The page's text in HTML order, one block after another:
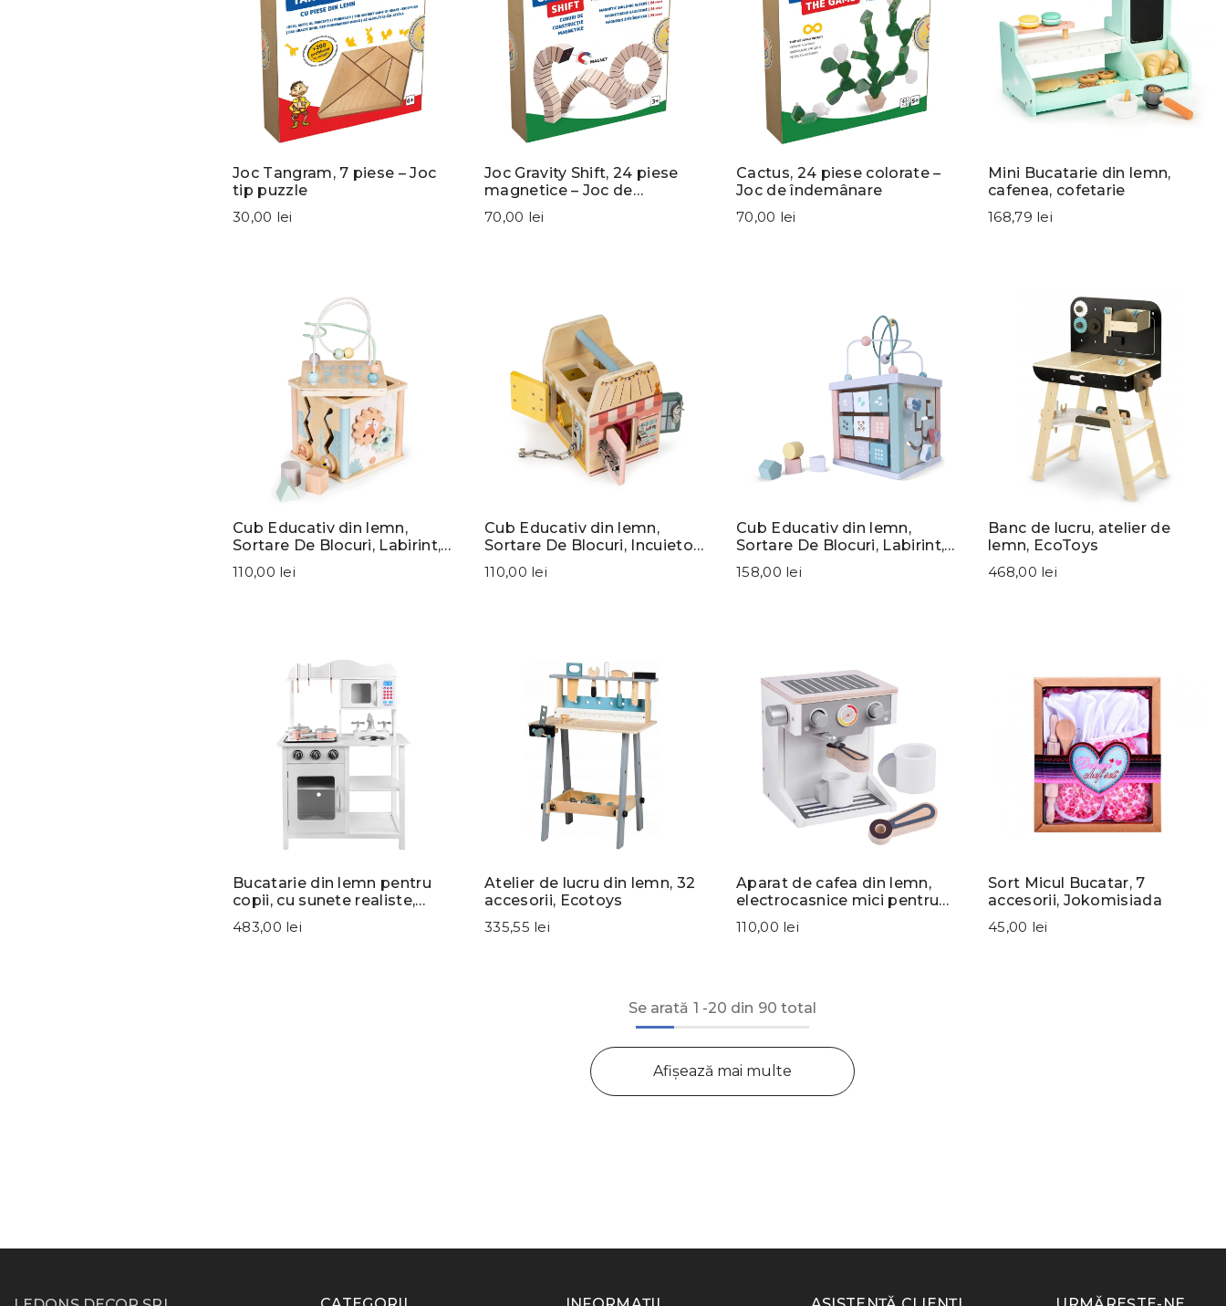
Joc Tangram, 7 piese – Joc
tip puzzle
30,00 lei
Joc Gravity Shift, 24 piese
magnetice – Joc de
îndemânare
70,00 lei
Cactus, 24 piese colorate –
Joc de îndemânare
70,00 lei
Mini Bucatarie din lemn,
cafenea, cofetarie
168,79 lei
Cub Educativ din lemn,
Sortare De Blocuri, Labirint,
Ceas, EcoToys
110,00 lei
Cub Educativ din lemn,
Sortare De Blocuri, Incuietori,
EcoToys
110,00 lei
Cub Educativ din lemn,
Sortare De Blocuri, Labirint,
Ceas, EcoToys
158,00 lei
Banc de lucru, atelier de
lemn, EcoToys
468,00 lei
Bucatarie din lemn pentru
copii, cu sunete realiste,
Jokomisiada
483,00 lei
Atelier de lucru din lemn, 32
accesorii, Ecotoys
335,55 lei
Aparat de cafea din lemn,
electrocasnice mici pentru
bucatarie, Jokomisiada
110,00 lei
Sort Micul Bucatar, 7
accesorii, Jokomisiada
45,00 lei
Se arată 1 -20 din 90 total
Afișează mai multe